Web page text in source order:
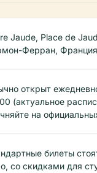
Jaude, Place de
Ферран, Франция
открыт
(актуальное
на
билеты
со скидками для